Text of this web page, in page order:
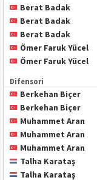
Berat Badak
Berat Badak
Berat Badak
Ömer Faruk Yücel
Ömer Faruk Yücel
Difensori
Berkehan Biçer
Berkehan Biçer
Muhammet Aran
Muhammet Aran
Muhammet Aran
Talha Karataş
Talha Karataş